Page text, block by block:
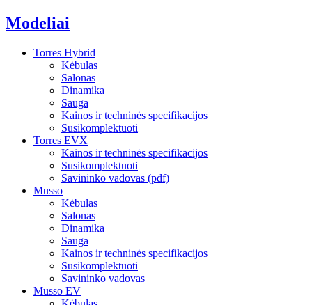
Mоdeliai
Torres Hybrid
Kėbulas
Salonas
Dinamika
Sauga
Kainos ir techninės specifikacijos
Susikomplektuoti
Torres EVX
Kainos ir techninės specifikacijos
Susikomplektuoti
Savininko vadovas (pdf)
Musso
Kėbulas
Salonas
Dinamika
Sauga
Kainos ir techninės specifikacijos
Susikomplektuoti
Savininko vadovas
Musso EV